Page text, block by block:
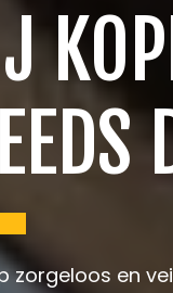
zorgeloos en